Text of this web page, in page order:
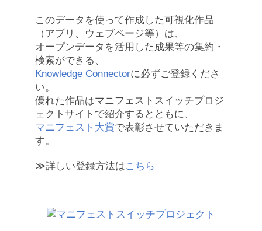
このデータを使って作成した可視化作品
（アプリ、ウェブページ等）は、
オープンデータを活用した成果等の集約・
検索ができる、
Knowledge Connectorに必ずご登録くださ
い。
優れた作品はマニフェストスイッチプロジ
ェクトサイトで紹介するとともに、
マニフェスト大賞で表彰させていただきま
す。
≫詳しい登録方法はこちら